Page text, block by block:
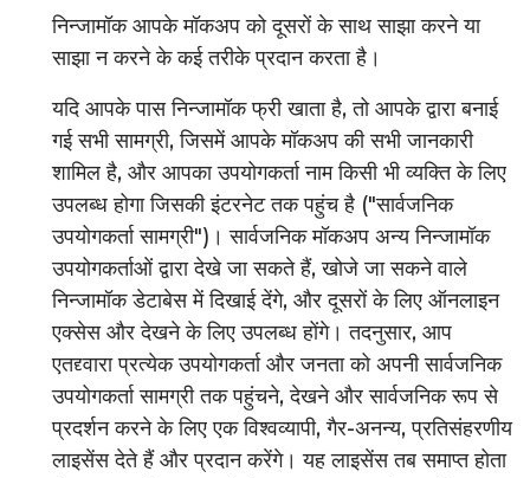
निन्जामॉक आपके मॉकअप को दूसरों के साथ साझा करने या
साझा न करने के कई तरीके प्रदान करता है।
यदि आपके पास निन्जामॉक फ्री खाता है, तो आपके द्वारा बनाई
गई सभी सामग्री, जिसमें आपके मॉकअप की सभी जानकारी
शामिल है, और आपका उपयोगकर्ता नाम किसी भी व्यक्ति के लिए
उपलब्ध होगा जिसकी इंटरनेट तक पहुंच है ("सार्वजनिक
उपयोगकर्ता सामग्री")। सार्वजनिक मॉकअप अन्य निन्जामॉक
उपयोगकर्ताओं द्वारा देखे जा सकते हैं, खोजे जा सकने वाले
निन्जामॉक डेटाबेस में दिखाई देंगे, और दूसरों के लिए ऑनलाइन
एक्सेस और देखने के लिए उपलब्ध होंगे। तदनुसार, आप
एतद्द्वारा प्रत्येक उपयोगकर्ता और जनता को अपनी सार्वजनिक
उपयोगकर्ता सामग्री तक पहुंचने, देखने और सार्वजनिक रूप से
प्रदर्शन करने के लिए एक विश्वव्यापी, गैर-अनन्य, प्रतिसंहरणीय
लाइसेंस देते हैं और प्रदान करेंगे। यह लाइसेंस तब समाप्त होता